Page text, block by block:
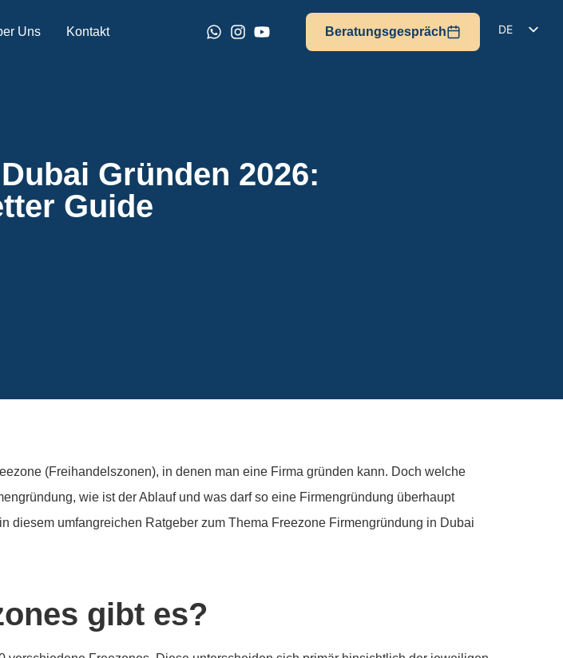
Uns Kontakt Beratungsgespräch
DE
Gründen 2026:
Guide
(Freihandelszonen), in denen man eine Firma gründen kann. Doch welche
wie ist der Ablauf und was darf so eine Firmengründung überhaupt
diesem umfangreichen Ratgeber zum Thema Freezone Firmengründung in Dubai
gibt es?